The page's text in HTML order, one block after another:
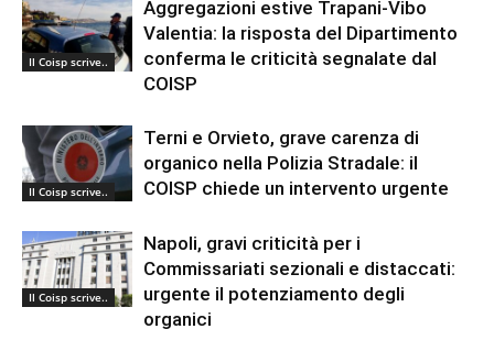
Il Coisp scrive..
Aggregazioni estive Trapani-Vibo
Valentia: la risposta del Dipartimento
conferma le criticità segnalate dal
COISP
Il Coisp scrive..
Terni e Orvieto, grave carenza di
organico nella Polizia Stradale: il
COISP chiede un intervento urgente
Il Coisp scrive..
Napoli, gravi criticità per i
Commissariati sezionali e distaccati:
urgente il potenziamento degli
organici